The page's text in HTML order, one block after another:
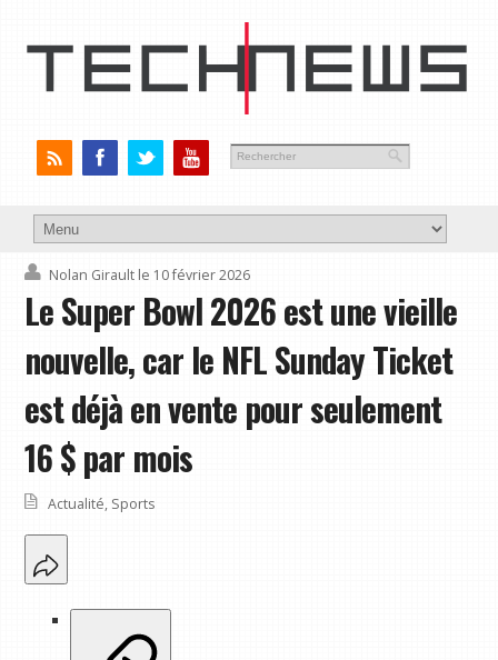
Nolan Girault le 10 février 2026
Le Super Bowl 2026 est une vieille
nouvelle, car le NFL Sunday Ticket
est déjà en vente pour seulement
16 $ par mois
Actualité, Sports